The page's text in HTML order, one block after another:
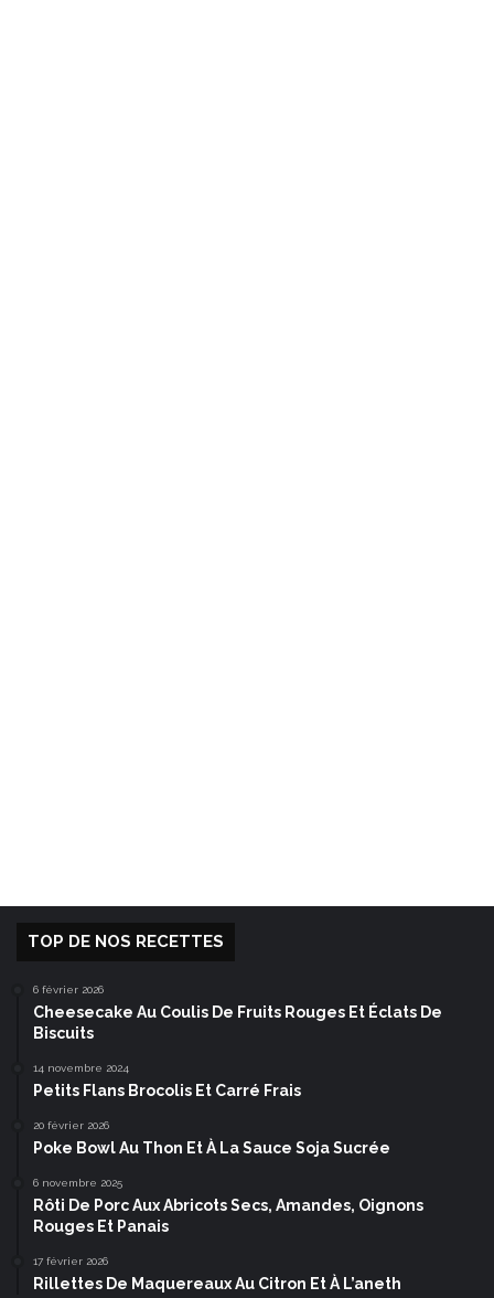
TOP DE NOS RECETTES
6 février 2026
Cheesecake Au Coulis De Fruits Rouges Et Éclats De
Biscuits
14 novembre 2024
Petits Flans Brocolis Et Carré Frais
20 février 2026
Poke Bowl Au Thon Et À La Sauce Soja Sucrée
6 novembre 2025
Rôti De Porc Aux Abricots Secs, Amandes, Oignons
Rouges Et Panais
17 février 2026
Rillettes De Maquereaux Au Citron Et À L’aneth